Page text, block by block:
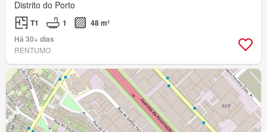
Distrito do Porto
T1 1
48 m²
Há 30+ dias
RENTUMO